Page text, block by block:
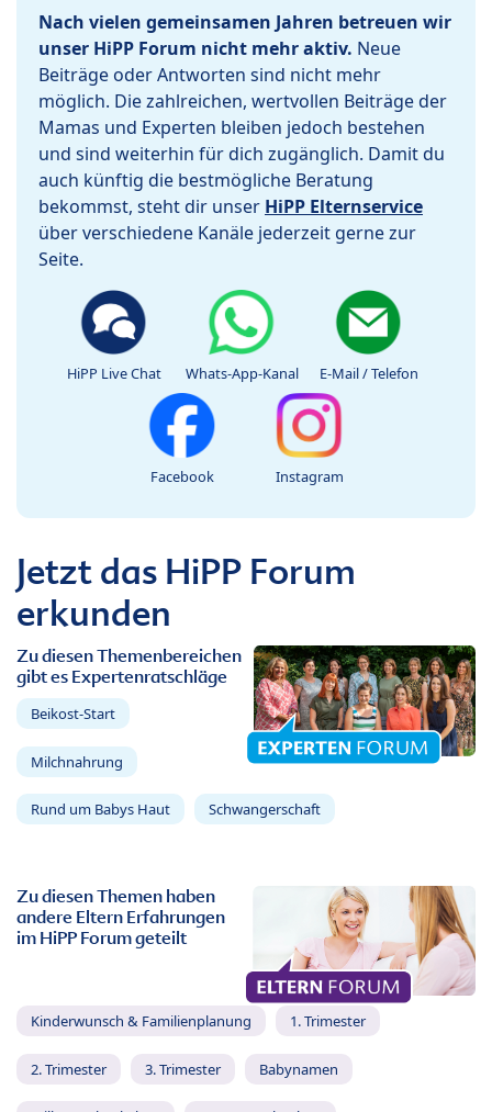
Nach vielen gemeinsamen Jahren betreuen wir
unser HiPP Forum nicht mehr aktiv. Neue
Beiträge oder Antworten sind nicht mehr
möglich. Die zahlreichen, wertvollen Beiträge der
Mamas und Experten bleiben jedoch bestehen
und sind weiterhin für dich zugänglich. Damit du
auch künftig die bestmögliche Beratung
bekommst, steht dir unser HiPP Elternservice
über verschiedene Kanäle jederzeit gerne zur
Seite.
HiPP Live Chat Whats-App-Kanal E-Mail / Telefon
Facebook Instagram
Jetzt das HiPP Forum
erkunden
Zu diesen Themenbereichen
gibt es Expertenratschläge
Beikost-Start
Milchnahrung
Rund um Babys Haut Schwangerschaft
Zu diesen Themen haben
andere Eltern Erfahrungen
im HiPP Forum geteilt
Kinderwunsch & Familienplanung 1. Trimester
2. Trimester 3. Trimester Babynamen